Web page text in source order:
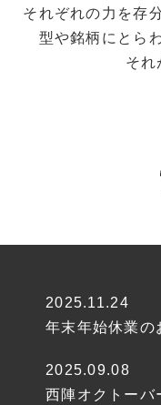
それぞれの力を存
型や銘柄にとら
それ
2025.11.24
年末年始休業の
2025.09.08
西陣オクトーバ